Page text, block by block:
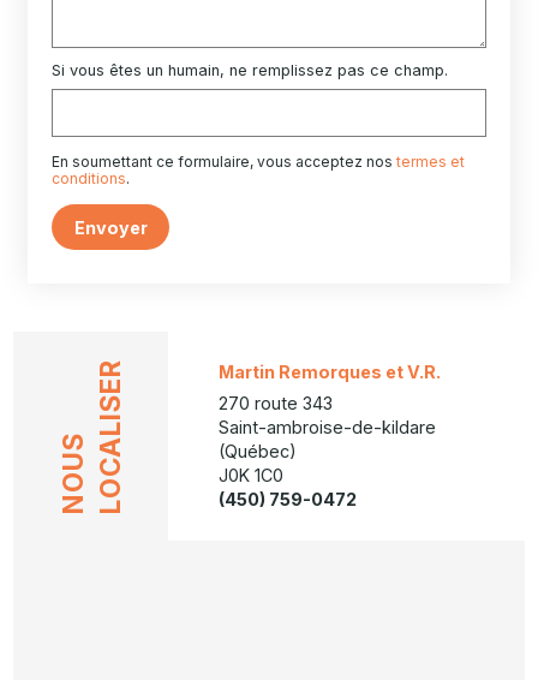
Si vous êtes un humain, ne remplissez pas ce champ.
En soumettant ce formulaire, vous acceptez nostermes et
conditions.
Envoyer
NOUS LOCALISER
Martin Remorques et V.R.
270 route 343
Saint-ambroise-de-kildare
(Québec)
J0K 1C0
(450) 759-0472